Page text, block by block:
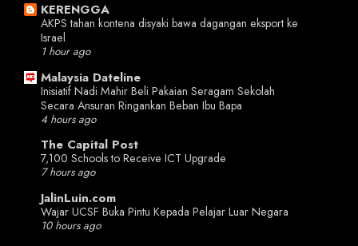
KERENGGA
AKPS tahan kontena disyaki bawa dagangan eksport ke
Israel
1 hour ago
Malaysia Dateline
Inisiatif Nadi Mahir Beli Pakaian Seragam Sekolah
Secara Ansuran Ringankan Beban Ibu Bapa
4 hours ago
The Capital Post
7,100 Schools to Receive ICT Upgrade
7 hours ago
JalinLuin.com
Wajar UCSF Buka Pintu Kepada Pelajar Luar Negara
10 hours ago